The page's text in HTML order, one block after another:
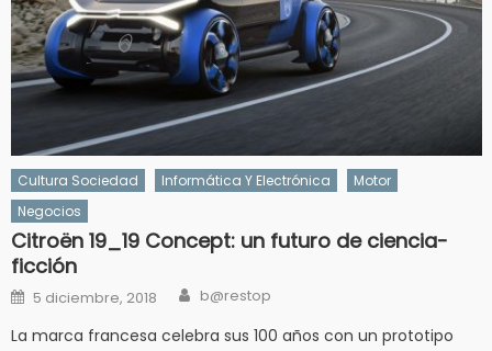
Cultura Sociedad Informática Y Electrónica
Motor
Negocios
Citroën 19_19 Concept: un futuro de ciencia-
ficción
Posted
on
5 diciembre, 2018 Author
b@restop
La marca francesa celebra sus 100 años con un prototipo